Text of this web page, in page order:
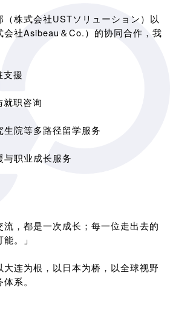
株式会社USTソリューション）以
会社Asibeau＆Co.）的协同合作，我
支援
就职咨询
生院等多路径留学服务
与职业成长服务
流，都是一次成长；每一位走出去的
。」
连为根，以日本为桥，以全球视野
系。